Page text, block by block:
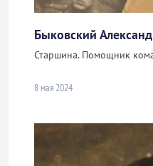
Быковский
Старшина. Помощник
8 мая 2024